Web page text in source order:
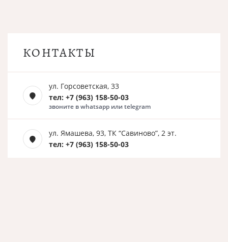
КОНТАКТЫ
ул. Горсоветская, 33
тел: +7 (963) 158-50-03
звоните в whatsapp или telegram
ул. Ямашева, 93, ТК “Савиново”, 2 эт.
тел: +7 (963) 158-50-03